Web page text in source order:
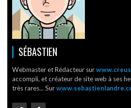
SÉBASTIEN
Webmaster et Rédacteur sur
accompli, et créateur de site web à ses
très rares... Sur